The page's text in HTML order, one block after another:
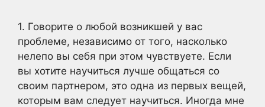
1. Говорите о любой возникшей у вас
проблеме, независимо от того, насколько
нелепо вы себя при этом чувствуете. Если
вы хотите научиться лучше общаться со
своим партнером, это одна из первых вещей,
которым вам следует научиться. Иногда мне